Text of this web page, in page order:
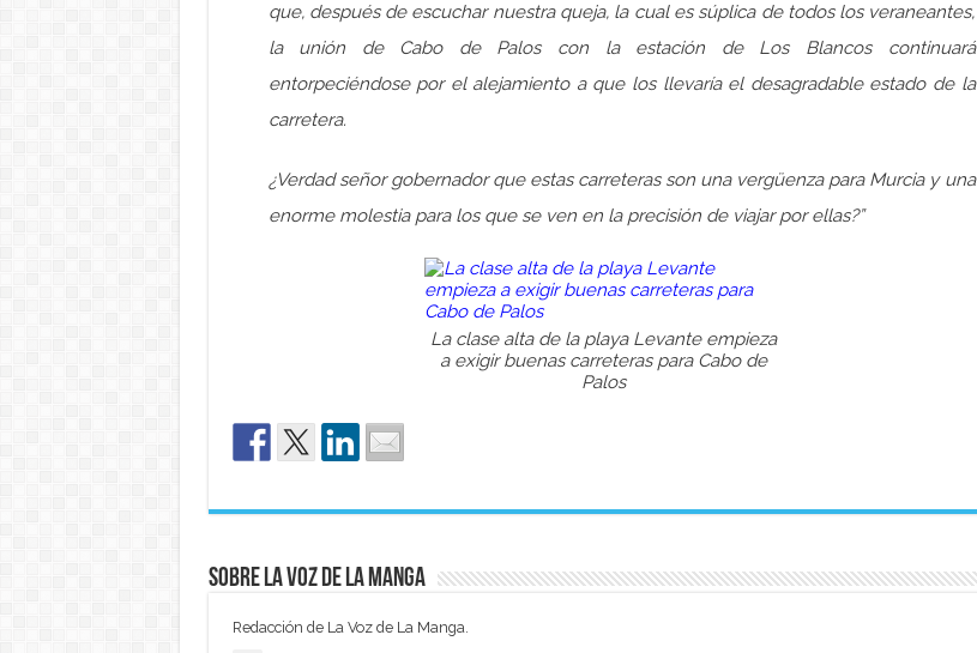
que, después de escuchar nuestra queja, la cual es súplica de todos los veraneantes,
la unión de Cabo de Palos con la estación de Los Blancos continuará
entorpeciéndose por el alejamiento a que los llevaría el desagradable estado de la
carretera.
¿Verdad señor gobernador que estas carreteras son una vergüenza para Murcia y una
enorme molestia para los que se ven en la precisión de viajar por ellas?”
La clase alta de la playa Levante empieza
a exigir buenas carreteras para Cabo de
Palos
Sobre La Voz de La Manga
Redacción de La Voz de La Manga.